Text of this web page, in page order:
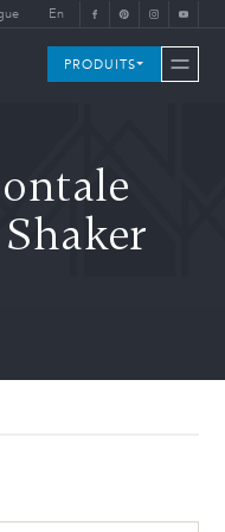
En
PRODUITS